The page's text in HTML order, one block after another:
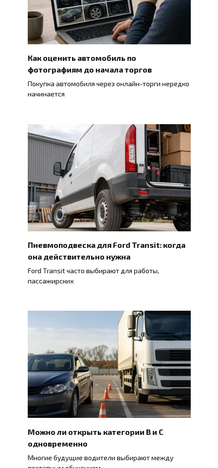
Как оценить автомобиль по
фотографиям до начала торгов
Покупка автомобиля через онлайн-торги нередко
начинается
Пневмоподвеска для Ford Transit: когда
она действительно нужна
Ford Transit часто выбирают для работы,
пассажирских
Можно ли открыть категории B и C
одновременно
Многие будущие водители выбирают между